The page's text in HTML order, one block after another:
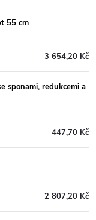
55 cm
3 654,20 Kč
sponami, redukcemi a
447,70 Kč
2 807,20 Kč